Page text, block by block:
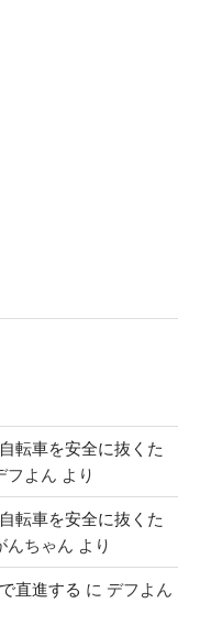
転車を安全に抜くた
フよん より
転車を安全に抜くた
んちゃん より
直進する に デフよん